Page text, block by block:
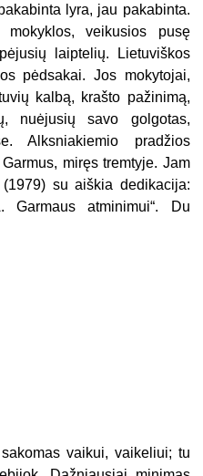
lyra, jau pakabinta.
veikusios pusę
laiptelių. Lietuviškos
pėdsakai. Jos mokytojai,
kalbą, krašto pažinimą,
nuėjusių savo golgotas,
Alksniakiemio pradžios
miręs tremtyje. Jam
(1979) su aiškia dedikacija:
Garmaus atminimui“. Du
vaikui, vaikeliui; tu